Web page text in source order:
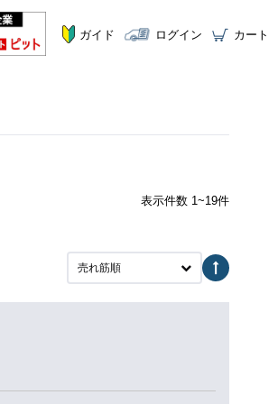
ガイド ログイン カート
表示件数 1~19件
売れ筋順